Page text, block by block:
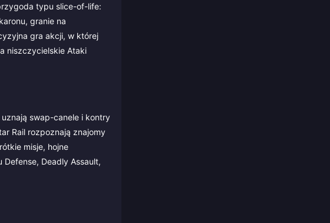
typu slice-of-life:
granie na
gra akcji, w której
niszczycielskie Ataki
swap-canele i kontry
Rail rozpoznają znajomy
misje, hojne
Deadly Assault,